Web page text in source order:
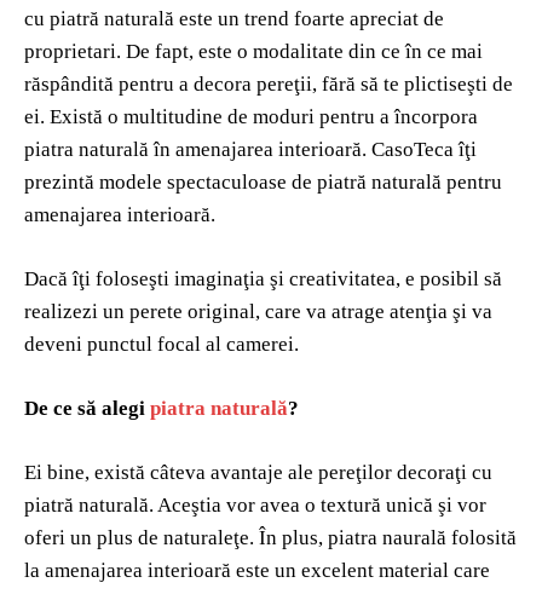
cu piatră naturală este un trend foarte apreciat de
proprietari. De fapt, este o modalitate din ce în ce mai
răspândită pentru a decora pereţii, fără să te plictiseşti de
ei. Există o multitudine de moduri pentru a încorpora
piatra naturală în amenajarea interioară. CasoTeca îţi
prezintă modele spectaculoase de piatră naturală pentru
amenajarea interioară.
Dacă îţi foloseşti imaginaţia şi creativitatea, e posibil să
realizezi un perete original, care va atrage atenţia şi va
deveni punctul focal al camerei.
De ce să alegi piatra naturală?
Ei bine, există câteva avantaje ale pereţilor decoraţi cu
piatră naturală. Aceştia vor avea o textură unică şi vor
oferi un plus de naturaleţe. În plus, piatra naurală folosită
la amenajarea interioară este un excelent material care